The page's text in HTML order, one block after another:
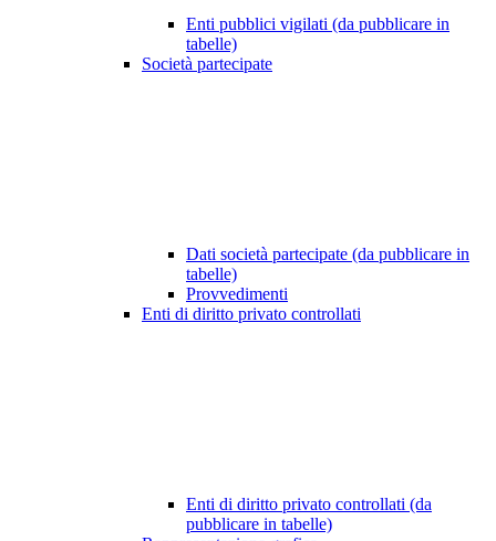
Enti pubblici vigilati (da pubblicare in
tabelle)
Società partecipate
Dati società partecipate (da pubblicare in
tabelle)
Provvedimenti
Enti di diritto privato controllati
Enti di diritto privato controllati (da
pubblicare in tabelle)